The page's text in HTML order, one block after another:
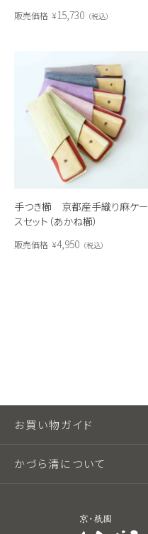
販売価格 ¥15,730 税込
手つき櫛 京都産手織り麻ケー
スセット（あかね櫛）
販売価格 ¥4,950 税込
お買い物ガイド
かづら清について